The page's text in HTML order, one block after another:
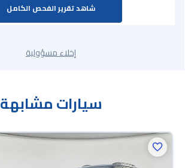
شاهد تقرير الفحص الكامل
إخلاء مسؤولية
سيارات مشابهة